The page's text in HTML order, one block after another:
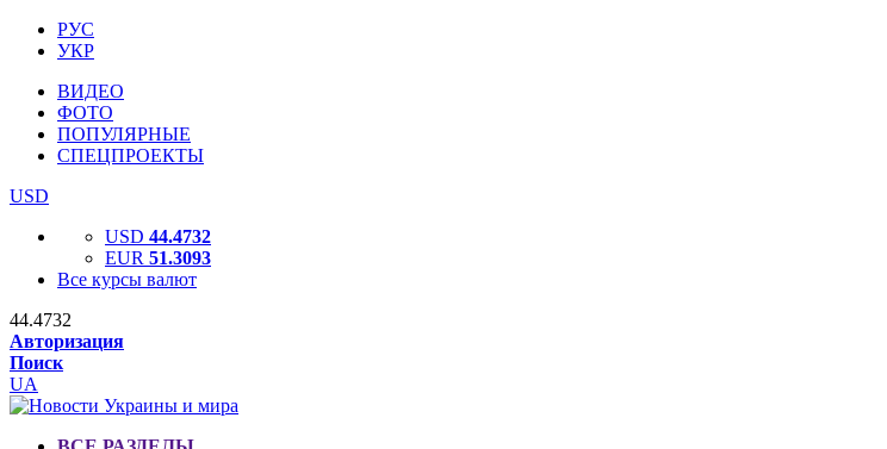
РУС
УКР
ВИДЕО
ФОТО
ПОПУЛЯРНЫЕ
СПЕЦПРОЕКТЫ
USD
USD 44.4732
EUR 51.3093
Все курсы валют
44.4732
Авторизация
Поиск
UA